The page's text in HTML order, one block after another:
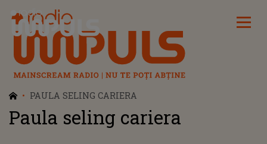
Radio Impuls
PAULA SELING CARIERA
Paula seling cariera